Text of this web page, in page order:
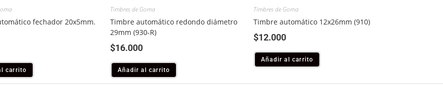
fechador 20x5mm.
carrito
Timbres de Goma
Timbre automático redondo diámetro
29mm (930-R)
$16.000
Añadir al carrito
Timbres de Goma
Timbre automático 12x26mm (910)
$12.000
Añadir al carrito